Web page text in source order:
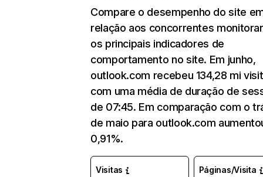
Compare o desempenho do site
relação aos concorrentes
os principais indicadores de
comportamento no site. Em junho,
outlook.com recebeu 134,28 mi
com uma média de duração de
de 07:45. Em comparação com o
de maio para outlook.com
0,91%.
Visitas Páginas/Visita